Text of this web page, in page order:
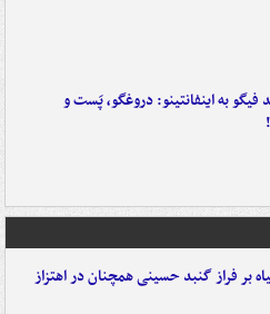
فیگو به اینفانتینو: دروغگو، پَست‌ و
بر فراز گنبد حسینی همچنان در اهتزاز